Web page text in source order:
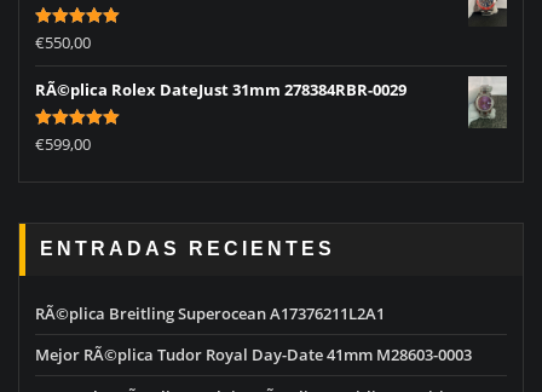
Rated5.00
out of 5
€550,00
RÃ©plica Rolex DateJust 31mm 278384RBR-0029
Rated5.00
out of 5
€599,00
ENTRADAS RECIENTES
RÃ©plica Breitling Superocean A17376211L2A1
Mejor RÃ©plica Tudor Royal Day-Date 41mm M28603-0003